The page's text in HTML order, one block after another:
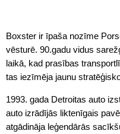
Boxster ir īpaša nozīme
vēsturē. 90.gadu vidus
laikā, kad prasības
tas iezīmēja jaunu
1993. gada Detroitas auto
auto izrādījās liktenīgais
atgādināja leģendārās